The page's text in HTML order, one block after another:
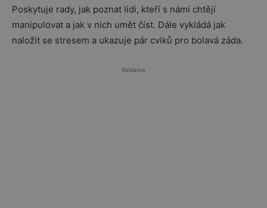
Poskytuje rady, jak poznat lidi, kteří s námi chtějí
manipulovat a jak v nich umět číst. Dále vykládá jak
naložit se stresem a ukazuje pár cviků pro bolavá záda.
Reklama